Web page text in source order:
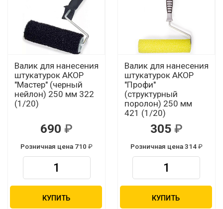
Валик для нанесения
штукатурок АКОР
"Мастер" (черный
нейлон) 250 мм 322
(1/20)
690
Розничная цена 710
КУПИТЬ
Валик для нанесения
штукатурок АКОР
"Профи"
(структурный
поролон) 250 мм
421 (1/20)
305
Розничная цена 314
КУПИТЬ